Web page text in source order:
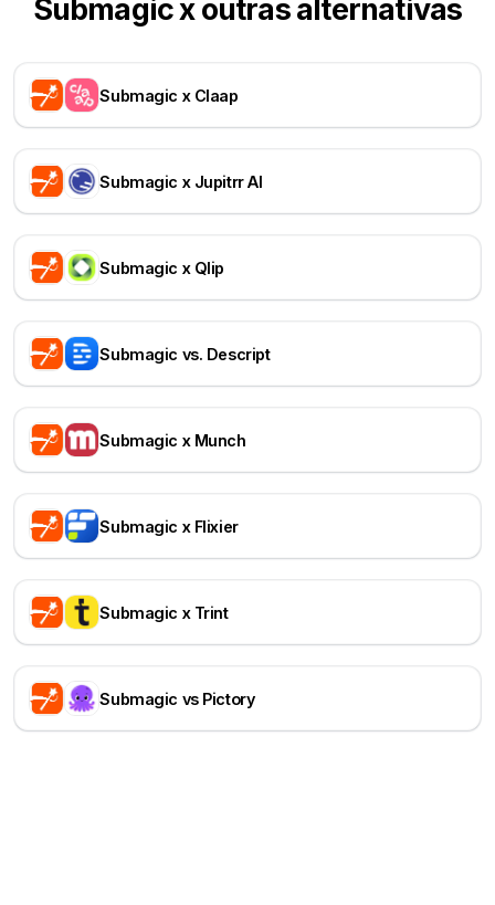
Submagic x outras alternativas
Submagic x Claap
Submagic x Jupitrr AI
Submagic x Qlip
Submagic vs. Descript
Submagic x Munch
Submagic x Flixier
Submagic x Trint
Submagic vs Pictory